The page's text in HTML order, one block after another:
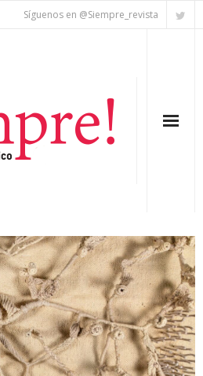
Síguenos en @Siempre_revista